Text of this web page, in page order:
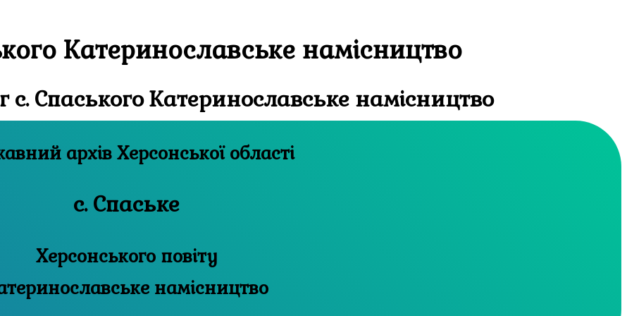
Катеринославське намісництво
Спаського Катеринославське намісництво
Державний архів Херсонської області
с. Спаське
Херсонського повіту
намісництво